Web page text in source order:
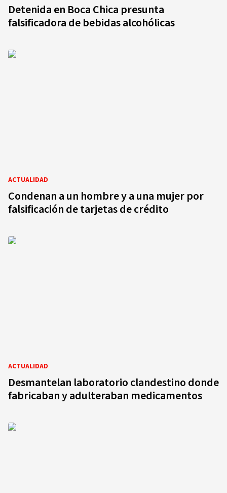
Detenida en Boca Chica presunta
falsificadora de bebidas alcohólicas
ACTUALIDAD
Condenan a un hombre y a una mujer por
falsificación de tarjetas de crédito
ACTUALIDAD
Desmantelan laboratorio clandestino donde
fabricaban y adulteraban medicamentos